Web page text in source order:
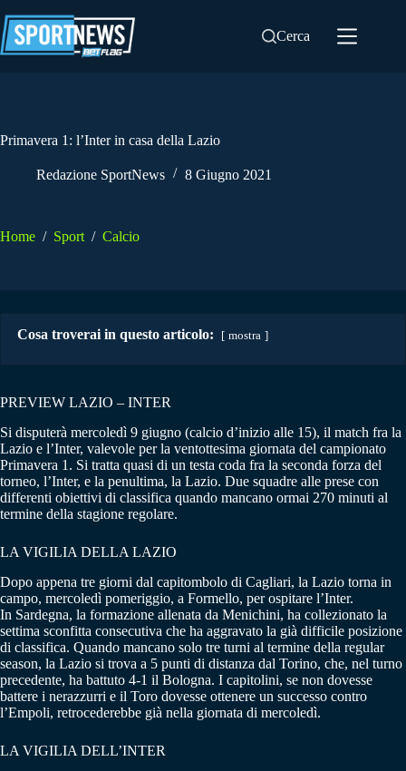
al
contenuto
Cerca
Primavera 1: l’Inter in casa della Lazio
Redazione SportNews 8 Giugno 2021
Home / Sport / Calcio
Cosa troverai in questo articolo: mostra
PREVIEW LAZIO – INTER
Si disputerà mercoledì 9 giugno (calcio d’inizio alle 15), il match fra la
Lazio e l’Inter, valevole per la ventottesima giornata del campionato
Primavera 1. Si tratta quasi di un testa coda fra la seconda forza del
torneo, l’Inter, e la penultima, la Lazio. Due squadre alle prese con
differenti obiettivi di classifica quando mancano ormai 270 minuti al
termine della stagione regolare.
LA VIGILIA DELLA LAZIO
Dopo appena tre giorni dal capitombolo di Cagliari, la Lazio torna in
campo, mercoledì pomeriggio, a Formello, per ospitare l’Inter.
In Sardegna, la formazione allenata da Menichini, ha collezionato la
settima sconfitta consecutiva che ha aggravato la già difficile posizione
di classifica. Quando mancano solo tre turni al termine della regular
season, la Lazio si trova a 5 punti di distanza dal Torino, che, nel turno
precedente, ha battuto 4-1 il Bologna. I capitolini, se non dovesse
battere i nerazzurri e il Toro dovesse ottenere un successo contro
l’Empoli, retrocederebbe già nella giornata di mercoledì.
LA VIGILIA DELL’INTER